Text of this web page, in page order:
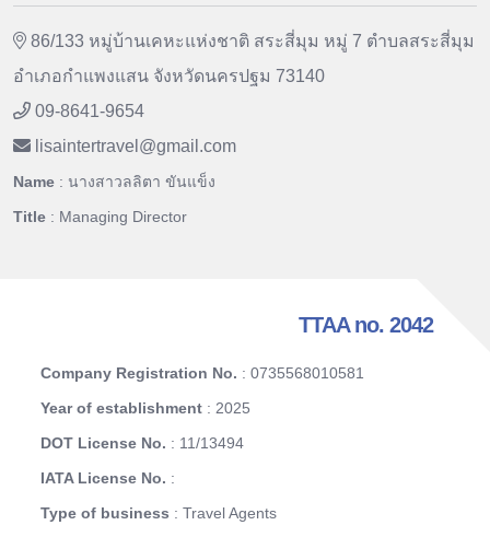
86/133 หมู่บ้านเคหะแห่งชาติ สระสี่มุม หมู่ 7 ตำบลสระสี่มุม
อำเภอกำแพงแสน จังหวัดนครปฐม 73140
09-8641-9654
lisaintertravel @gmail.com
Name : นางสาวลลิตา ขันแข็ง
Title : Managing Director
TTAA no. 2042
Company Registration No. : 0735568010581
Year of establishment : 2025
DOT License No. : 11/13494
IATA License No. :
Type of business : Travel Agents